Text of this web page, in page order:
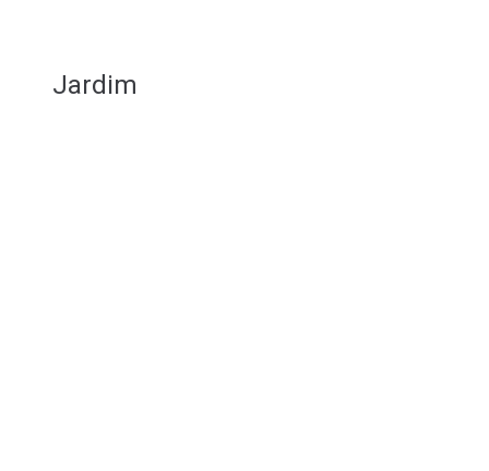
Jardim